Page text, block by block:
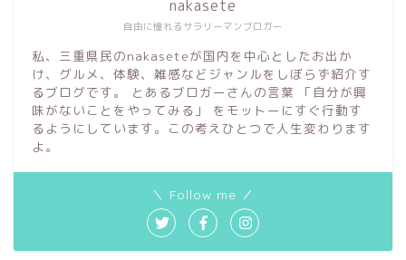
自由に憧れるサラリーマンブロガー
nakasete
私、三重県民のnakaseteが国内を中心としたお出か
け、グルメ、体験、雑感などジャンルをしぼらず紹介す
るブログです。 とあるブロガーさんの言葉 「自分が興
味がないことをやってみる」 をモットーにすぐ行動す
るようにしています。この考えひとつで人生変わります
よ。
＼ Follow me ／